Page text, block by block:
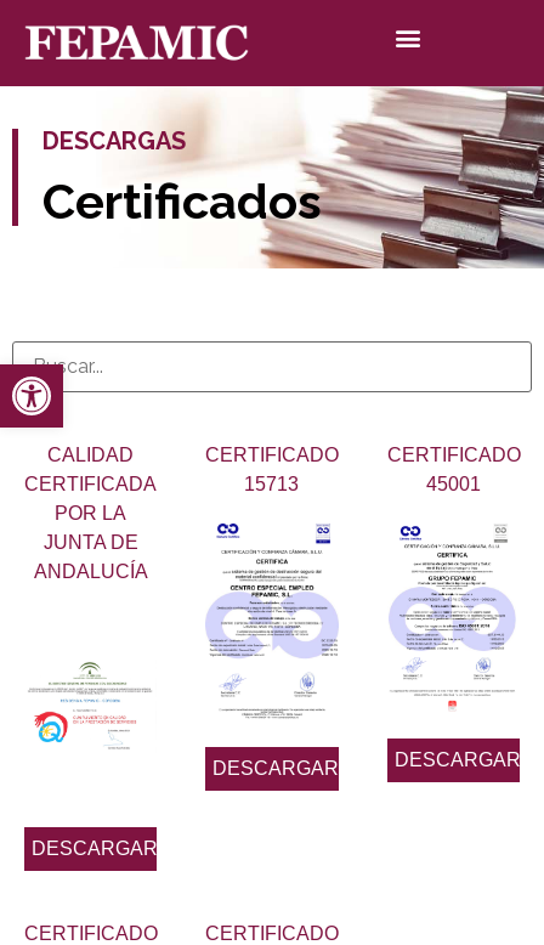
Abrir barra de herramientas
DESCARGAS
Certificados
CALIDAD
CERTIFICADA
POR LA
JUNTA DE
ANDALUCÍA
DESCARGAR
CERTIFICADO
15713
DESCARGAR
CERTIFICADO
45001
DESCARGAR
CERTIFICADO
CERTIFICADO